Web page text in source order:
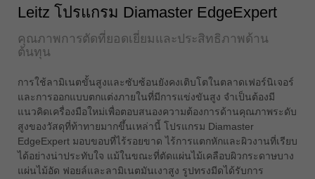
Türkiye
türkçe
english
Việt Nam
tiếng việt
中国
中文
Leitz โปรแกรม Diamaster EdgeExpert
คุณภาพการตัดที่ยอดเยี่ยมและประสิทธิภาพด้าน
ต้นทุน
การใช้ลามิเนตขั้นสูงและซับซ้อนยังคงเติบโตในตลาดเฟอร์นิเจอร์
และการออกแบบตกแต่งภายในที่มีการแข่งขันสูง จำเป็นต้องมี
แนวคิดเครื่องมือใหม่เพื่อตอบสนองความต้องการด้านคุณภาพระดับ
สูงของวัสดุที่ท้าทายมากขึ้นเหล่านี้ โปรแกรม Diamaster
EdgeExpert มอบขอบที่ไร้รอยขาด ไร้การแตกหักและผิวงานที่เรียบ
ได้อย่างน่าประทับใจ แม้ในขณะที่ตัดแผ่นไม้เคลือบผิวกระดาษบาง
แผ่นไม้อัด ฟอยล์และลามิเนตมันเงาสูง รูปทรงมีดได้รับการ